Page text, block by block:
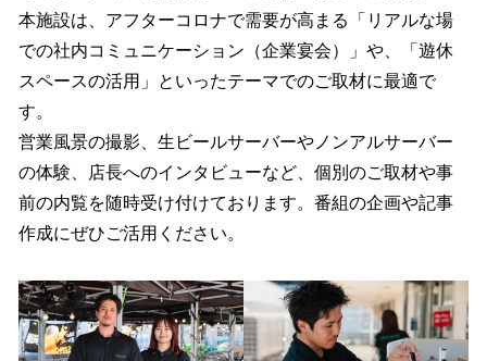
本施設は、アフターコロナで需要が高まる「リアルな場
での社内コミュニケーション（企業宴会）」や、「遊休
スペースの活用」といったテーマでのご取材に最適で
す。
営業風景の撮影、生ビールサーバーやノンアルサーバー
の体験、店長へのインタビューなど、個別のご取材や事
前の内覧を随時受け付けております。番組の企画や記事
作成にぜひご活用ください。